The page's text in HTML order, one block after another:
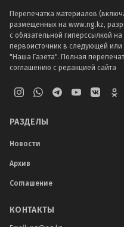
Перепечатка материалов
размещенных на www.ng.kz,
с обязательной гиперссылкой
первоисточник в следующей
"Наша Газета". Полная
соглашению с редакцией сайта
РАЗДЕЛЫ
Новости
Архив
Соглашение
КОНТАКТЫ